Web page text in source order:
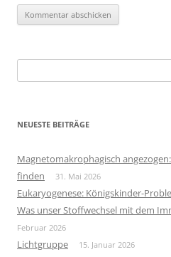
nach:
NEUESTE BEITRÄGE
Magnetomakrophagisch
finden
31. Mai 2026
Eukaryogenese: Königskinder-
Was unser Stoffwechsel mit dem
Februar 2026
Lichtgruppe 15. Januar 2026